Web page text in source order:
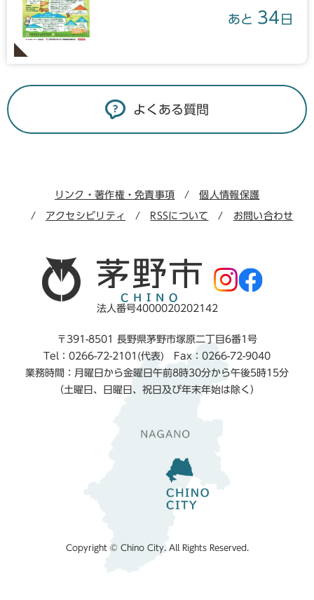
あと 34 日
よくある質問
リンク・著作権・免責事項 個人情報保護
アクセシビリティ RSSについて お問い合わせ
法人番号4000020202142
〒391-8501 長野県茅野市塚原二丁目6番1号
Tel：0266-72-2101(代表) Fax：0266-72-9040
業務時間：月曜日から金曜日午前8時30分から午後5時15分
（土曜日、日曜日、祝日及び年末年始は除く）
Copyright © Chino City. All Rights Reserved.